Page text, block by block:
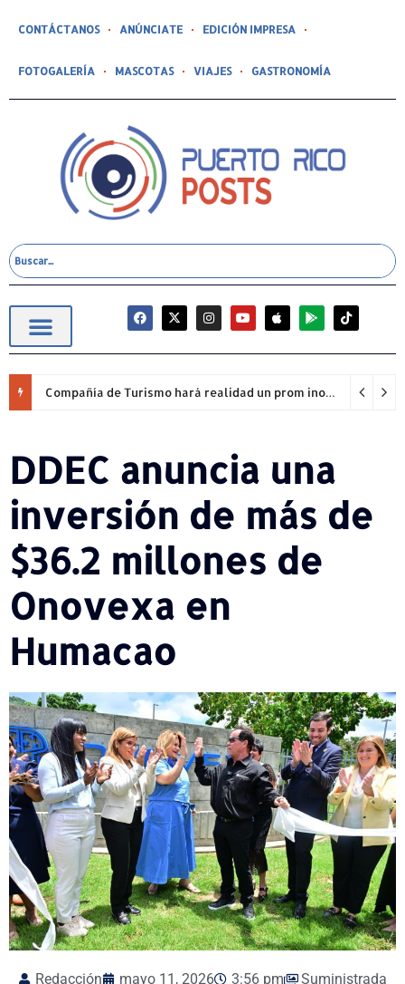
CONTÁCTANOS ANÚNCIATE EDICIÓN IMPRESA
FOTOGALERÍA MASCOTAS VIAJES GASTRONOMÍA
Compañía de Turismo hará realidad un prom inolvidable junto a Jowell para estudiantes de la Escuela Gabriela Mistral
DDEC anuncia una
inversión de más de
$36.2 millones de
Onovexa en
Humacao
Redacción mayo 11, 2026 3:56 pm Suministrada